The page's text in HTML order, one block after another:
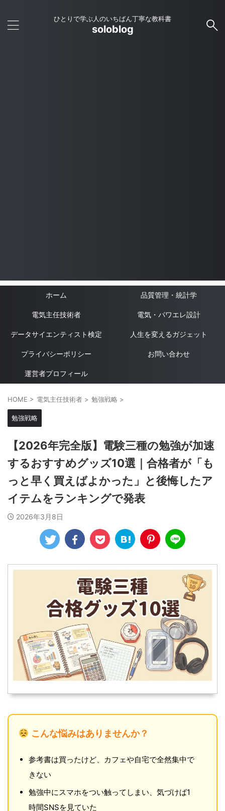
ひとりで学ぶ人のいちばん丁寧な教科書
soloblog
ホーム 品質管理・統計学
電気主任技術者 電気・パワエレ設計
データサイエンティスト検定 人生を変えるガジェット
プライバシーポリシー お問い合わせ
運営者プロフィール
HOME > 電気主任技術者 > 勉強戦略 >
勉強戦略
【2026年完全版】電験三種の勉強が加速
するおすすめグッズ10選｜合格者が「も
っと早く買えばよかった」と後悔したア
イテムをランキングで発表
2026年3月8日
こんな悩みはありませんか？
参考書は買ったけど、カフェや自宅で全然集中で
きない
勉強中にスマホをつい触ってしまい、気づけば1
時間SNSを見ていた